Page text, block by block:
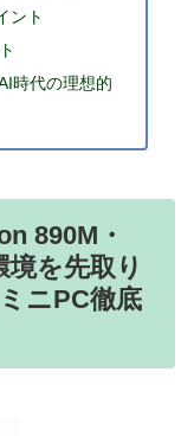
ント
時代の理想的
890M・
を先取り
ニPC徹底